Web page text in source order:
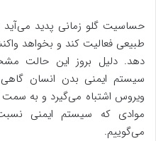
حساسیت گلو زمانی پدید
طبیعی فعالیت کند و بخواهد
دهد. دلیل بروز این حالت
سیستم ایمنی بدن انسان گاهی
ویروس اشتباه می‌گیرد و به
موادی که سیستم ایمنی
می‌گوییم.